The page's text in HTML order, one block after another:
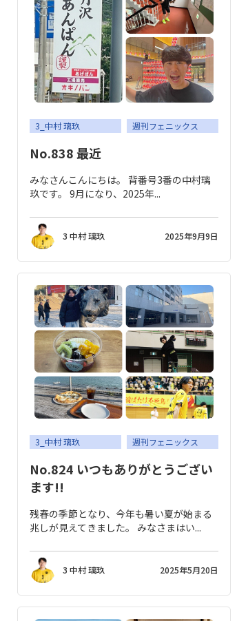
3_中村 璃玖 週刊フェニックス
No.838 最近
みなさんこんにちは。 背番号3番の中村璃
玖です。 9月になり、2025年...
3 中村 璃玖 2025年9月9日
3_中村 璃玖 週刊フェニックス
No.824 いつもありがとうござい
ます!!
残春の季節となり、今年も暑い夏が始まる
兆しが見えてきました。 みなさまはい...
3 中村 璃玖 2025年5月20日